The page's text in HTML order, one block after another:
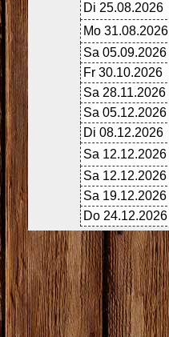
Di 25.08.2026
Mo 31.08.2026
Sa 05.09.2026
Fr 30.10.2026
Sa 28.11.2026
Sa 05.12.2026
Di 08.12.2026
Sa 12.12.2026
Sa 12.12.2026
Sa 19.12.2026
Do 24.12.2026